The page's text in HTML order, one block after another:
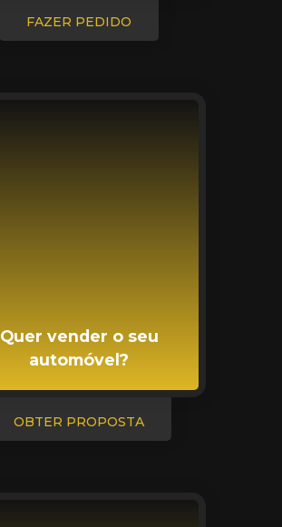
FAZER PEDIDO
Quer vender o seu
automóvel?
OBTER PROPOSTA